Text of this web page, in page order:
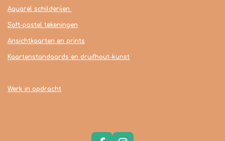
Aquarel schilderijen
Soft-pastel tekeningen
Ansichtkaarten en prints
Kaartenstandaards en druifhout-kunst
Werk in opdracht